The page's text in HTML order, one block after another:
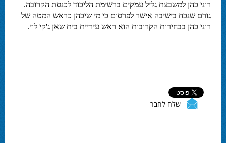
רוני כהן למשבצת גליל עמקים ברשימת הליכוד לכנסת הקרובה.
גורם שנכח בישיבה אישר לפרסום כי מי שיכהן כראש המטה של
רוני כהן בבחירות הקרובות הוא ראש עיריית בית שאן ג'קי לוי.
שלח לחבר